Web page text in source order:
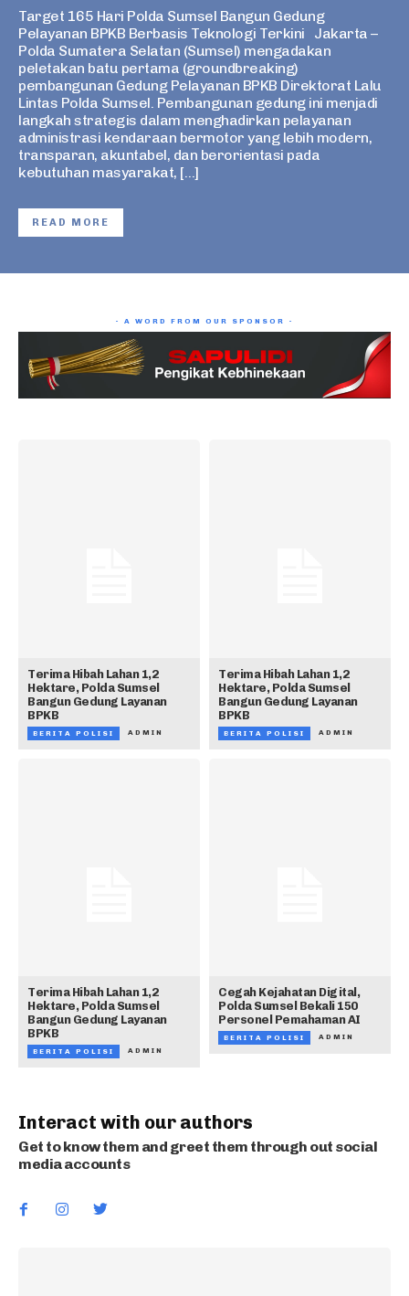
Target 165 Hari Polda Sumsel Bangun Gedung
Pelayanan BPKB Berbasis Teknologi Terkini Jakarta –
Polda Sumatera Selatan (Sumsel) mengadakan
peletakan batu pertama (groundbreaking)
pembangunan Gedung Pelayanan BPKB Direktorat Lalu
Lintas Polda Sumsel. Pembangunan gedung ini menjadi
langkah strategis dalam menghadirkan pelayanan
administrasi kendaraan bermotor yang lebih modern,
transparan, akuntabel, dan berorientasi pada
kebutuhan masyarakat, […]
READ MORE
- A WORD FROM OUR SPONSOR -
Terima Hibah Lahan 1,2
Hektare, Polda Sumsel
Bangun Gedung Layanan
BPKB
BERITA POLISI ADMIN
Terima Hibah Lahan 1,2
Hektare, Polda Sumsel
Bangun Gedung Layanan
BPKB
BERITA POLISI ADMIN
Terima Hibah Lahan 1,2
Hektare, Polda Sumsel
Bangun Gedung Layanan
BPKB
BERITA POLISI ADMIN
Cegah Kejahatan Digital,
Polda Sumsel Bekali 150
Personel Pemahaman AI
BERITA POLISI ADMIN
Interact with our authors
Get to know them and greet them through out social
media accounts